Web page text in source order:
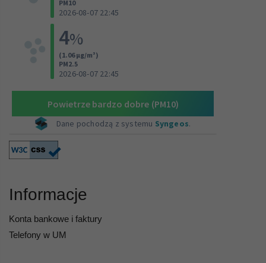
Informacje
Konta bankowe i faktury
Telefony w UM